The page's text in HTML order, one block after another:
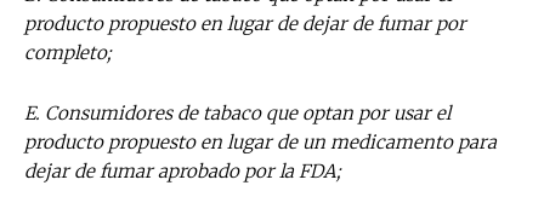
producto propuesto en lugar de dejar de fumar por
completo;
E. Consumidores de tabaco que optan por usar el
producto propuesto en lugar de un medicamento para
dejar de fumar aprobado por la FDA;